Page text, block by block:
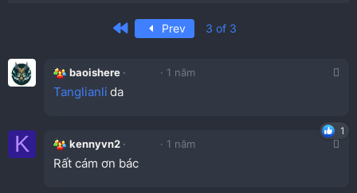
First Prev 3 of 3
baoishere 1 năm
Tanglianli da
1
K kennyvn2 1 năm
Rất cám ơn bác